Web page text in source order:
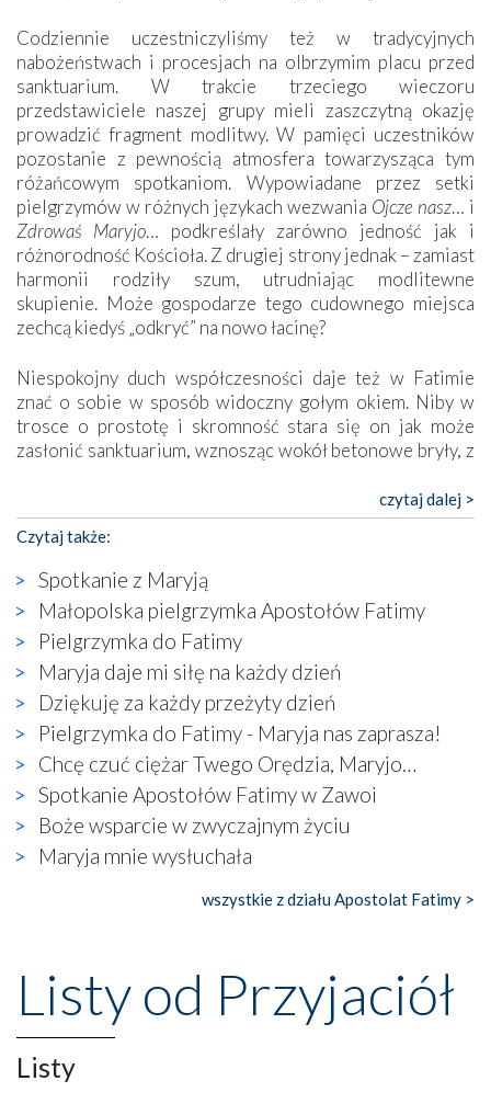
Codziennie uczestniczyliśmy też w tradycyjnych
nabożeństwach i procesjach na olbrzymim placu przed
sanktuarium. W trakcie trzeciego wieczoru
przedstawiciele naszej grupy mieli zaszczytną okazję
prowadzić fragment modlitwy. W pamięci uczestników
pozostanie z pewnością atmosfera towarzysząca tym
różańcowym spotkaniom. Wypowiadane przez setki
pielgrzymów w różnych językach wezwania Ojcze nasz… i
Zdrowaś Maryjo… podkreślały zarówno jedność jak i
różnorodność Kościoła. Z drugiej strony jednak – zamiast
harmonii rodziły szum, utrudniając modlitewne
skupienie. Może gospodarze tego cudownego miejsca
zechcą kiedyś „odkryć” na nowo łacinę?
Niespokojny duch współczesności daje też w Fatimie
znać o sobie w sposób widoczny gołym okiem. Niby w
trosce o prostotę i skromność stara się on jak może
zasłonić sanktuarium, wznosząc wokół betonowe bryły, z
katolickiego kultu. Tylko co wspólnego z żywą,
autentyczną wiarą mogą mieć płaskie, szare bunkry albo
kaplice, w których Tabernakulum przypomina bardziej
skrzynkę na narzędzia? Albo co powiedzieć o ustawionym
tuż przy nowej bazylice wielkim krzyżu, na którym
zamiast Chrystusa umieszczono dziwaczną postać jakby
wyjętą ze starożytnych hieroglifów? W kulturowym
kontekście naszych czasów to raczej karykatura niż godny
wizerunek Zbawiciela…
Zatem nawet w bezpośrednim otoczeniu sanktuarium
naocznie przekonaliśmy się, że wewnątrz Kościoła toczy
się ogromna walka o kształt katolicyzmu i o serca
wierzących. Do czego to zmaganie może prowadzić,
widzieliśmy w urokliwym, niewielkim mieście Obidos,
gdzie w miejscu dawnego kościoła działa dzisiaj…
księgarnia.
Nasze pielgrzymkowe wyprawy, których celem były
wznoszono na chwałę Bożą, na przykład – w podzięce za
Opatrznościową pomoc w wygranej bitwie o
niepodległość kraju. Zachwyt budziła potężna, a zarazem
misterna architektura tych monumentalnych dzieł,
wspaniałe zdobienia, dbałość ich twórców o detale,
czytaj dalej >
Czytaj także:
Spotkanie z Maryją
Małopolska pielgrzymka Apostołów Fatimy
Pielgrzymka do Fatimy
Maryja daje mi siłę na każdy dzień
Dziękuję za każdy przeżyty dzień
Pielgrzymka do Fatimy - Maryja nas zaprasza!
Chcę czuć ciężar Twego Orędzia, Maryjo…
Spotkanie Apostołów Fatimy w Zawoi
Boże wsparcie w zwyczajnym życiu
Maryja mnie wysłuchała
wszystkie z działu Apostolat Fatimy >
Listy od Przyjaciół
Listy